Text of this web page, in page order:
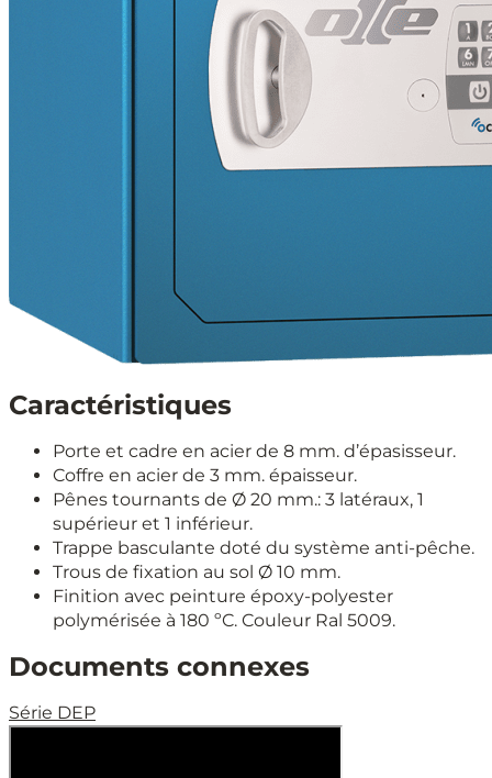
Caractéristiques
Porte et cadre en acier de 8 mm. d’épasisseur.
Coffre en acier de 3 mm. épaisseur.
Pênes tournants de Ø 20 mm.: 3 latéraux, 1
supérieur et 1 inférieur.
Trappe basculante doté du système anti-pêche.
Trous de fixation au sol Ø 10 mm.
Finition avec peinture époxy-polyester
polymérisée à 180 ºC. Couleur Ral 5009.
Documents connexes
Série DEP